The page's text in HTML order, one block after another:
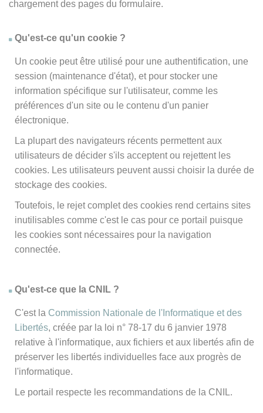
chargement des pages du formulaire.
Qu'est-ce qu'un cookie ?
Un cookie peut être utilisé pour une authentification, une
session (maintenance d'état), et pour stocker une
information spécifique sur l'utilisateur, comme les
préférences d'un site ou le contenu d'un panier
électronique.
La plupart des navigateurs récents permettent aux
utilisateurs de décider s'ils acceptent ou rejettent les
cookies. Les utilisateurs peuvent aussi choisir la durée de
stockage des cookies.
Toutefois, le rejet complet des cookies rend certains sites
inutilisables comme c'est le cas pour ce portail puisque
les cookies sont nécessaires pour la navigation
connectée.
Qu'est-ce que la CNIL ?
C'est la Commission Nationale de l'Informatique et des
Libertés, créée par la loi n° 78-17 du 6 janvier 1978
relative à l'informatique, aux fichiers et aux libertés afin de
préserver les libertés individuelles face aux progrès de
l'informatique.
Le portail respecte les recommandations de la CNIL.